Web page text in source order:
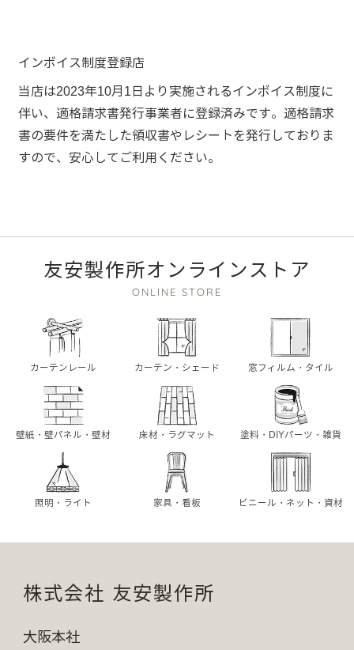
インボイス制度登録店
当店は2023年10月1日より実施されるインボイス制度に
伴い、適格請求書発行事業者に登録済みです。適格請求
書の要件を満たした領収書やレシートを発行しておりま
すので、安心してご利用ください。
友安製作所オンラインストア
ONLINE STORE
カーテンレール カーテン・シェード 窓フィルム・タイル
壁紙・壁パネル・壁材 床材・ラグマット 塗料・DIYパーツ・雑貨
照明・ライト 家具・看板 ビニール・ネット・資材
株式会社 友安製作所
大阪本社